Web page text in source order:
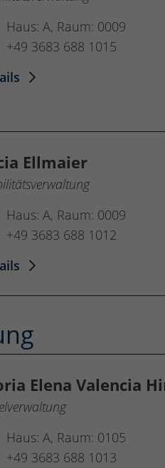
Haus: A, Raum: 0009
+49 3683 688 1015
Ellmaier
Haus: A, Raum: 0009
+49 3683 688 1012
Elena Valencia
Haus: A, Raum: 0105
+49 3683 688 1013